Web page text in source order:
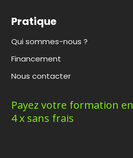
Pratique
Qui sommes-nous ?
Financement
Nous contacter
Payez votre formation en
4 x sans frais